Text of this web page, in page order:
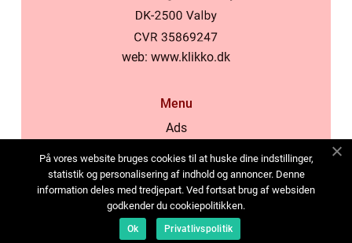
web: www.klikko.dk
Menu
Ads
Cookies
Contact
Sitemap
På vores website bruges cookies til at huske dine indstillinger,
statistik og personalisering af indhold og annoncer. Denne
information deles med tredjepart. Ved fortsat brug af websiden
godkender du cookiepolitikken.
Ok Privatlivspolitik